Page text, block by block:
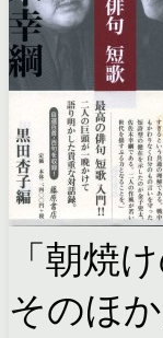
「朝焼
そのほ